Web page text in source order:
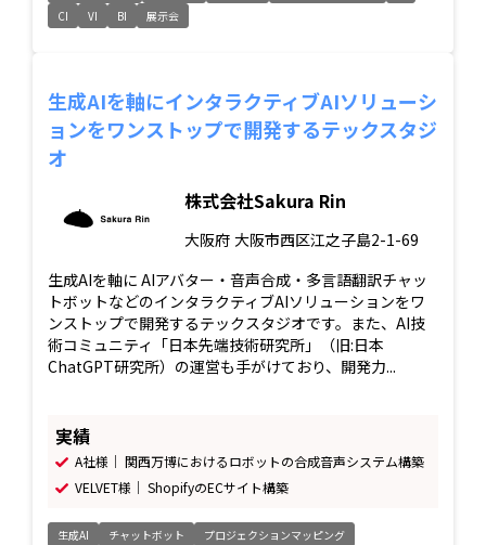
CI
VI BI 展示会
生成AIを軸にインタラクティブAIソリューシ
ョンをワンストップで開発するテックスタジ
オ
株式会社Sakura Rin
大阪府 大阪市西区江之子島2-1-69
生成AIを軸に AIアバター・音声合成・多言語翻訳チャッ
トボットなどのインタラクティブAIソリューションをワ
ンストップで開発するテックスタジオです。また、AI技
術コミュニティ「日本先端技術研究所」（旧:日本
ChatGPT研究所）の運営も手がけており、開発力...
実績
A社様｜ 関西万博におけるロボットの合成音声システム構築
VELVET様｜ ShopifyのECサイト構築
生成AI チャットボット プロジェクションマッピング